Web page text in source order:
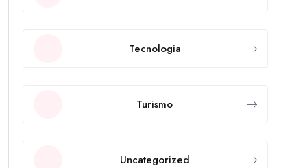
Tecnologia
Turismo
Uncategorized